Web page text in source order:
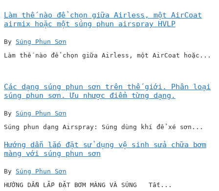
Làm thế nào để chọn giữa Airless, một AirCoat
airmix hoặc một súng phun airspray HVLP
By Súng Phun Sơn
Làm thế nào để chọn giữa Airless, một AirCoat hoặc...
Các dạng súng phun sơn trên thế giới. Phân loại
súng phun sơn. Ưu nhược điểm từng dạng.
By Súng Phun Sơn
Súng phun dạng Airspray: Súng dùng khí để xé sơn...
Hướng dẫn lắp đặt sử dụng vệ sinh sửa chữa bơm
màng với súng phun sơn
By Súng Phun Sơn
HƯỚNG DẪN LẮP ĐẶT BƠM MÀNG VÀ SÚNG Tất...